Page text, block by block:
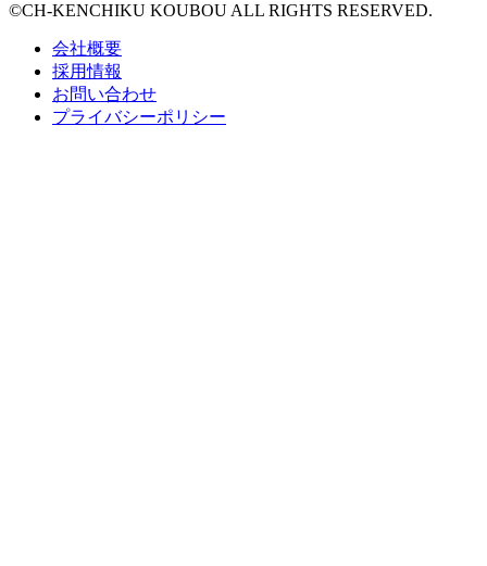
©CH-KENCHIKU KOUBOU ALL RIGHTS RESERVED.
会社概要
採用情報
お問い合わせ
プライバシーポリシー